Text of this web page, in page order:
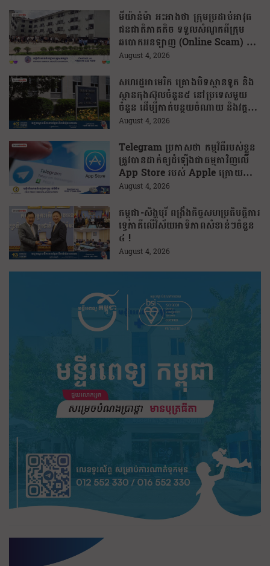
មីយ៉ាន់ម៉ា អះអាងថា ក្រុមប្រដាប់អាវុធ
ជនជាតិភាគតិច ទទួលសំណូកពីក្រុម
ឆបោកអនឡាញ (Online Scam) ជា
ថ្នូរនឹងការជួយរត់ចូលប្រទេសថៃ!
August 4, 2026
សហរដ្ឋអាមេរិក គ្រោងបិទស្ថានទូត និង
ស្ថានកុងស៊ុលចំនួន៥ នៅប្រទេសមួយ
ចំនួន ដើម្បីកាត់បន្ថយចំណាយ និងវត្ត
មានការទូតដែលគ្មានប្រសិទ្ធភាព
August 4, 2026
Telegram ប្រកាសថា កម្មវិធីរបស់ខ្លួន
ត្រូវបានដាក់ឲ្យដំឡើងជាធម្មតាវិញលើ
App Store របស់ Apple ក្រោយបាត់
ខ្លួនដោយគ្មានការបញ្ជាក់ពីមូលហេតុ
August 4, 2026
កម្ពុជា-សិង្ហបុរី ពង្រឹងកិច្ចសហប្រតិបត្តិការ
ទ្វេភាគីលើវិស័យអាទិភាពសំខាន់ៗចំនួន
៤ !
August 4, 2026